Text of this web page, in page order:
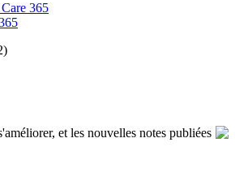
365
et les nouvelles notes publiées